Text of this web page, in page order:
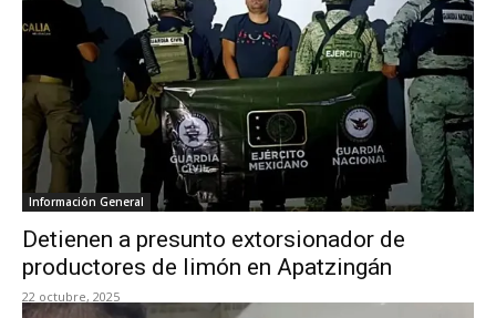
Información General
Detienen a presunto extorsionador de
productores de limón en Apatzingán
22 octubre, 2025